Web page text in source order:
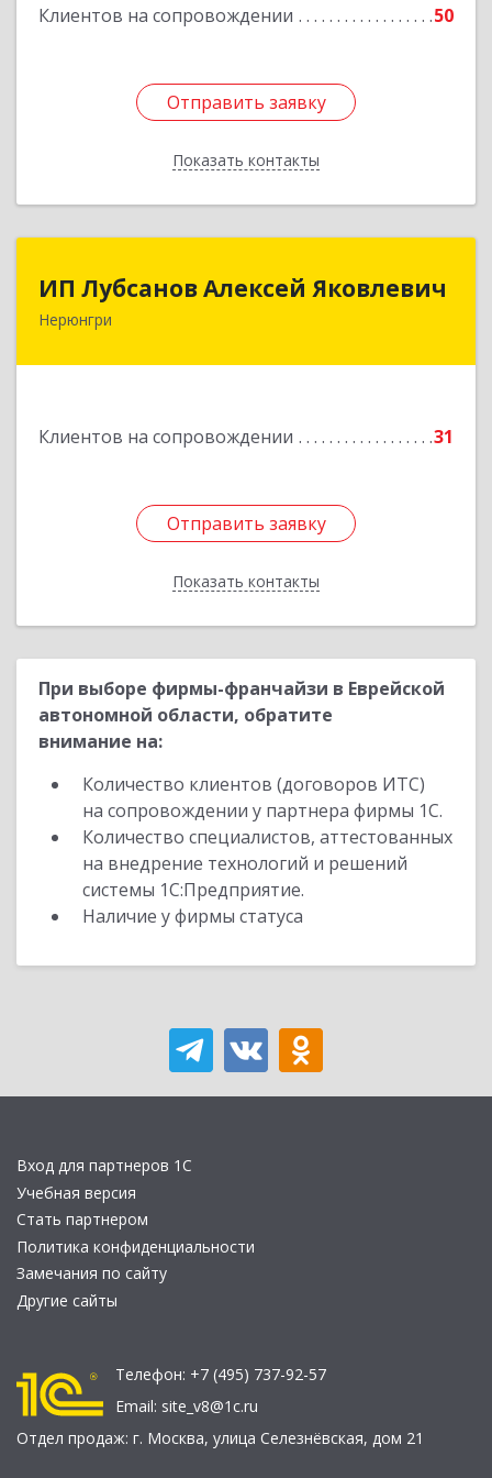
Клиентов на сопровождении 50
Отправить заявку
Показать контакты
Отправить заявку
Назад
ИП Лубсанов Алексей Яковлевич
Нерюнгри
Клиентов на сопровождении 31
Отправить заявку
Показать контакты
ИП Лубсанов Алексей Яковлевич
675002, Амурская область, г. Благовещенск, ул.
Отправить заявку
Назад
При выборе фирмы-франчайзи в Еврейской
автономной области, обратите
внимание на:
Количество клиентов (договоров ИТС)
на сопровождении у партнера фирмы 1С.
Количество специалистов, аттестованных
на внедрение технологий и решений
системы 1С:Предприятие.
Наличие у фирмы статуса
Вход для партнеров 1С
Учебная версия
Стать партнером
Политика конфиденциальности
Замечания по сайту
Другие сайты
Телефон: +7 (495) 737-92-57
Email: site_v8@1c.ru
Отдел продаж: г. Москва, улица Селезнёвская, дом 21